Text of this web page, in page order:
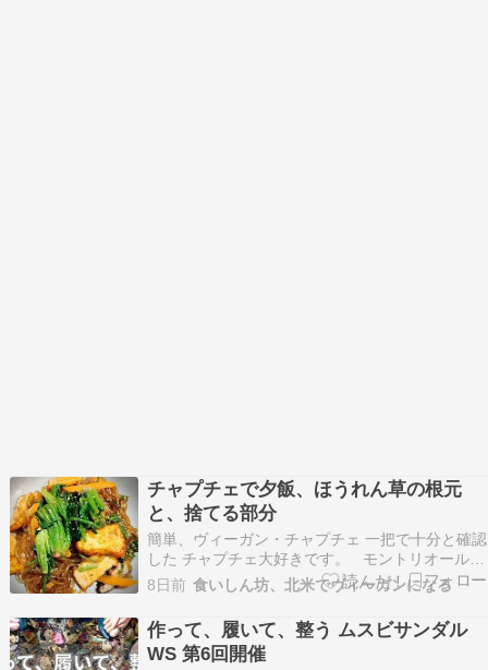
チャプチェで夕飯、ほうれん草の根元
と、捨てる部分
簡単、ヴィーガン・チャプチェ 一把で十分と確認
した チャプチェ大好きです。 モントリオール市
内に何ヶ所かある韓国（＆日本）食材店ですが、
割とかなり前からある大きなお店がNDG にあり
ます。 そこのレジ近くにヴィーガンのチャプチ
ェ（調理済み）がおいてあります。 その店…
8日前 食いしん坊、北米でヴィーガンになる
作って、履いて、整う ムスビサンダル
WS 第6回開催